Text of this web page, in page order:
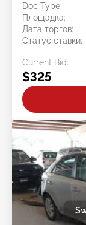
Doc Type:
Площадка:
Дата торгов:
Статус ставки:
Current Bid:
$325